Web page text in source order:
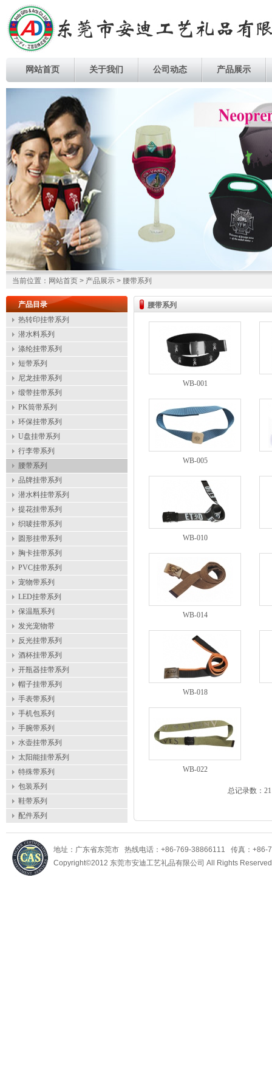
网站首页 关于我们 公司动态 产品展示
当前位置：网站首页 > 产品展示 > 腰带系列
产品目录
热转印挂带系列
潜水料系列
涤纶挂带系列
短带系列
尼龙挂带系列
缎带挂带系列
PK筒带系列
环保挂带系列
U盘挂带系列
行李带系列
腰带系列
品牌挂带系列
潜水料挂带系列
提花挂带系列
织唛挂带系列
圆形挂带系列
胸卡挂带系列
PVC挂带系列
宠物带系列
LED挂带系列
保温瓶系列
发光宠物带
反光挂带系列
酒杯挂带系列
开瓶器挂带系列
帽子挂带系列
手表带系列
手机包系列
手腕带系列
水壶挂带系列
太阳能挂带系列
特殊带系列
包装系列
鞋带系列
配件系列
腰带系列
WB-001
WB-005
WB-010
WB-014
WB-018
WB-022
总记录数：
地址：广东省东莞市 热线电话：+86-769-38866111 传真：
Copyright©2012 东莞市安迪工艺礼品有限公司 All Rights